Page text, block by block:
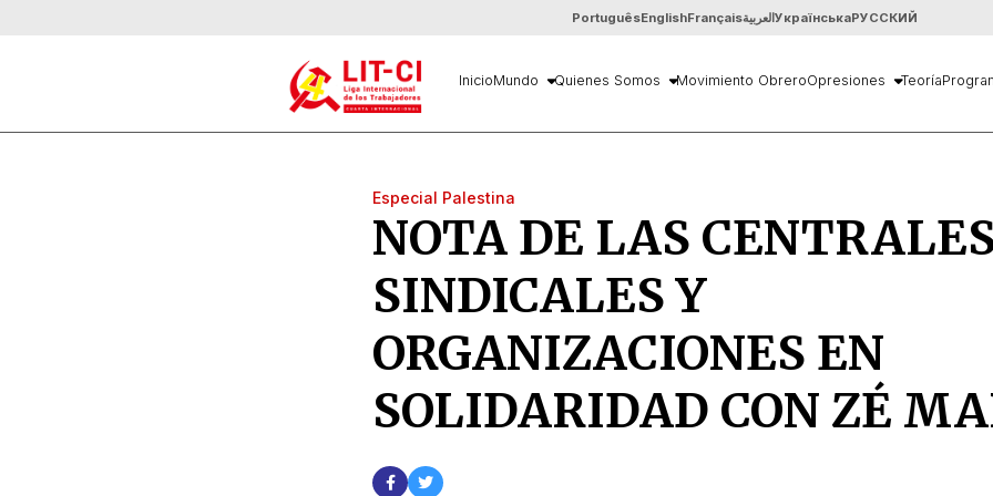
PortuguêsEnglishFrançaisالعربيةУкраїнськаРУССКИЙ
InicioMundo Quienes Somos Movimiento ObreroOpresiones Teoría
Especial Palestina
NOTA DE LAS
SINDICALES Y
ORGANIZACIONES EN
SOLIDARIDAD CON ZÉ